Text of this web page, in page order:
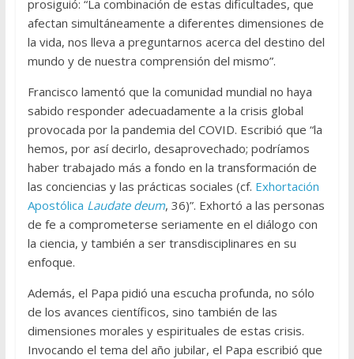
prosiguió: “La combinación de estas dificultades, que
afectan simultáneamente a diferentes dimensiones de
la vida, nos lleva a preguntarnos acerca del destino del
mundo y de nuestra comprensión del mismo”.
Francisco lamentó que la comunidad mundial no haya
sabido responder adecuadamente a la crisis global
provocada por la pandemia del COVID. Escribió que “la
hemos, por así decirlo, desaprovechado; podríamos
haber trabajado más a fondo en la transformación de
las conciencias y las prácticas sociales (cf. Exhortación
Apostólica Laudate deum, 36)”. Exhortó a las personas
de fe a comprometerse seriamente en el diálogo con
la ciencia, y también a ser transdisciplinares en su
enfoque.
Además, el Papa pidió una escucha profunda, no sólo
de los avances científicos, sino también de las
dimensiones morales y espirituales de estas crisis.
Invocando el tema del año jubilar, el Papa escribió que